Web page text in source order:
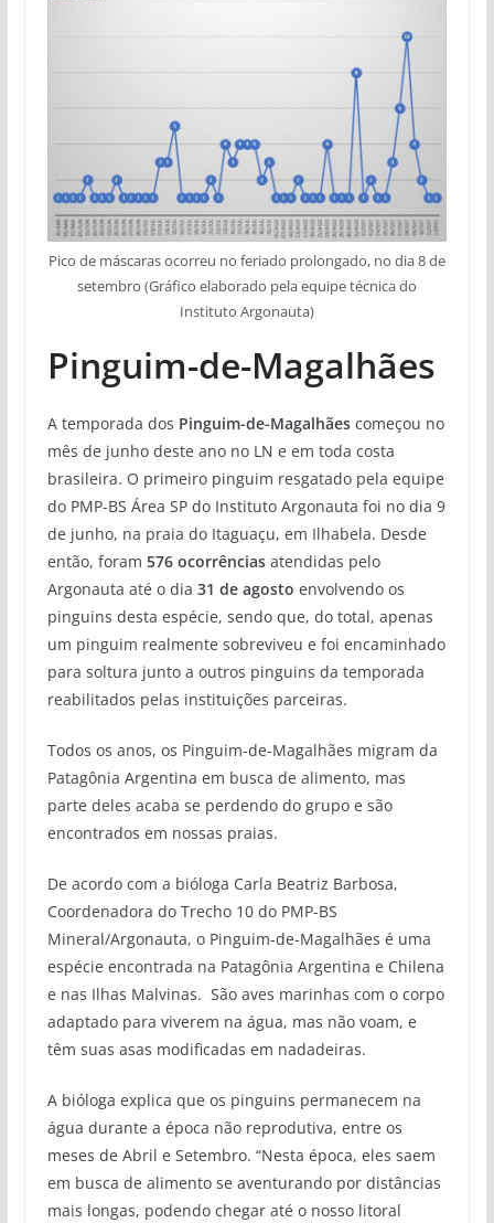
Pico de máscaras ocorreu no feriado prolongado, no dia 8 de
setembro (Gráfico elaborado pela equipe técnica do
Instituto Argonauta)
Pinguim-de-Magalhães
A temporada dos Pinguim-de-Magalhãescomeçou no
mês de junho deste ano no LN e em toda costa
brasileira. O primeiro pinguim resgatado pela equipe
do PMP-BS Área SP do Instituto Argonauta foi no dia 9
de junho, na praia do Itaguaçu, em Ilhabela. Desde
então, foram 576 ocorrênciasatendidas pelo
Argonauta até o dia 31 de agosto envolvendo os
pinguins desta espécie, sendo que, do total, apenas
um pinguim realmente sobreviveu e foi encaminhado
para soltura junto a outros pinguins da temporada
reabilitados pelas instituições parceiras.
Todos os anos, os Pinguim-de-Magalhães migram da
Patagônia Argentina em busca de alimento, mas
parte deles acaba se perdendo do grupo e são
encontrados em nossas praias.
De acordo com a bióloga Carla Beatriz Barbosa,
Coordenadora do Trecho 10 do PMP-BS
Mineral/Argonauta, o Pinguim-de-Magalhães é uma
espécie encontrada na Patagônia Argentina e Chilena
e nas Ilhas Malvinas. São aves marinhas com o corpo
adaptado para viverem na água, mas não voam, e
têm suas asas modificadas em nadadeiras.
A bióloga explica que os pinguins permanecem na
água durante a época não reprodutiva, entre os
meses de Abril e Setembro. “Nesta época, eles saem
em busca de alimento se aventurando por distâncias
mais longas, podendo chegar até o nosso litoral